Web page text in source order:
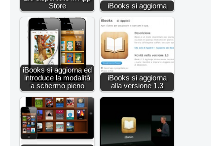
Store
iBooks si aggiorna
iBooks si aggiorna ed
introduce la modalità
a schermo pieno
iBooks si aggiorna
alla versione 1.3